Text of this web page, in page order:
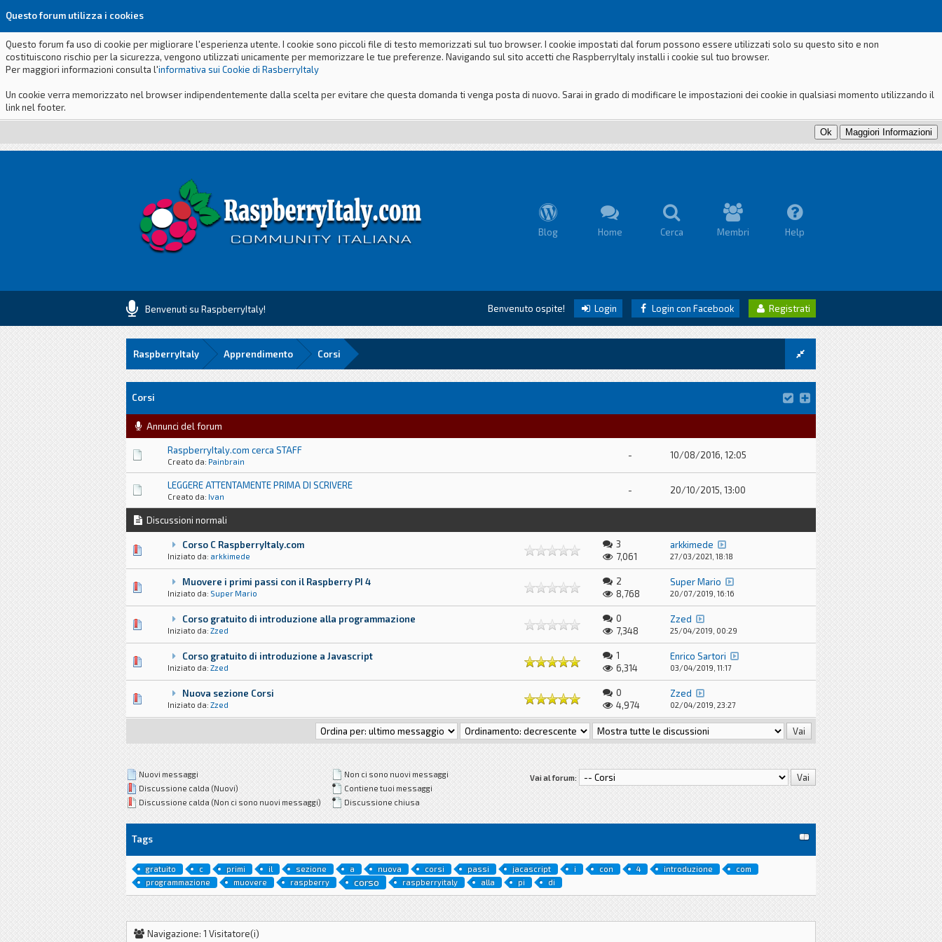
Questo forum utilizza i cookies
Questo forum fa uso di cookie per migliorare l'esperienza utente. I cookie sono piccoli file di testo memorizzati sul tuo browser. I cookie impostati dal forum possono essere utilizzati solo su questo sito e non
costituiscono rischio per la sicurezza, vengono utilizzati unicamente per memorizzare le tue preferenze. Navigando sul sito accetti che RaspberryItaly installi i cookie sul tuo browser.
Per maggiori informazioni consulta l'informativa sui Cookie di RasberryItaly
Un cookie verra memorizzato nel browser indipendentemente dalla scelta per evitare che questa domanda ti venga posta di nuovo. Sarai in grado di modificare le impostazioni dei cookie in qualsiasi momento utilizzando il
link nel footer.
Blog Home Cerca Membri Help
Benvenuti su RaspberryItaly! Benvenuto ospite! Login Login con Facebook Registrati
RaspberryItaly Apprendimento Corsi
Corsi
Annunci del forum
RaspberryItaly.com cerca STAFF
Creato da: Painbrain
- 10/08/2016, 12:05
LEGGERE ATTENTAMENTE PRIMA DI SCRIVERE
Creato da: Ivan
- 20/10/2015, 13:00
Discussioni normali
Corso C RaspberryItaly.com
Iniziato da: arkkimede
0 voti - 0 su 5 di media
2345
3
7,061
arkkimede
27/03/2021, 18:18
Muovere i primi passi con il Raspberry PI 4
Iniziato da: Super Mario
0 voti - 0 su 5 di media
2345
2
8,768
Super Mario
20/07/2019, 16:16
Corso gratuito di introduzione alla programmazione
Iniziato da: Zzed
0 voti - 0 su 5 di media
2345
0
7,348
Zzed
25/04/2019, 00:29
Corso gratuito di introduzione a Javascript
Iniziato da: Zzed
1 voti - 5 su 5 di media
2345
1
6,314
Enrico Sartori
03/04/2019, 11:17
Nuova sezione Corsi
Iniziato da: Zzed
1 voti - 5 su 5 di media
2345
0
4,974
Zzed
02/04/2019, 23:27
Nuovi messaggi
Discussione calda (Nuovi)
Discussione calda (Non ci sono nuovi messaggi)
Non ci sono nuovi messaggi
Contiene tuoi messaggi
Discussione chiusa
Vai al forum:
Tags
gratuito c primi il sezione a nuova corsi passi jacascript i con 4 introduzione
com
programmazione
muovere raspberry corso raspberryitaly alla pi di
Navigazione: 1 Visitatore(i)